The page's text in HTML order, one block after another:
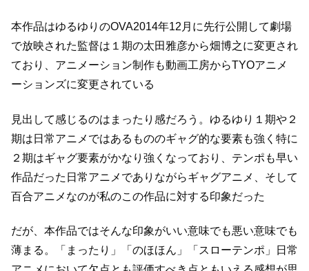
本作品はゆるゆりのOVA2014年12月に先行公開して劇場
で放映された監督は１期の太田雅彦から畑博之に変更され
ており、 アニメーション制作も動画工房からTYOアニメ
ーションズに変更されている
見出して感じるのはまったり感だろう。 ゆるゆり１期や２
期は日常アニメではあるもののギャグ的な要素も強く 特に
２期はギャグ要素がかなり強くなっており、テンポも早い
作品だった 日常アニメでありながらギャグアニメ、そして
百合アニメなのが私のこの作品に対する印象だった
だが、本作品ではそんな印象がいい意味でも悪い意味でも
薄まる。
「まったり」「のほほん」「スローテンポ」
日常